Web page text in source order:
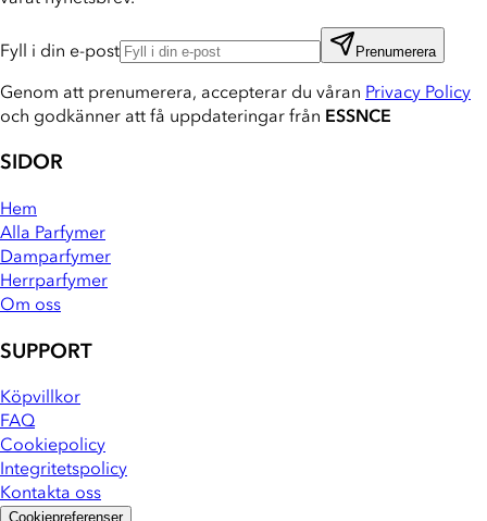
Fyll i din e-post Prenumerera
Genom att prenumerera, accepterar du våran Privacy Policy
och godkänner att få uppdateringar från ESSNCE
SIDOR
Hem
Alla Parfymer
Damparfymer
Herrparfymer
Om oss
SUPPORT
Köpvillkor
FAQ
Cookiepolicy
Integritetspolicy
Kontakta oss
Cookiepreferenser